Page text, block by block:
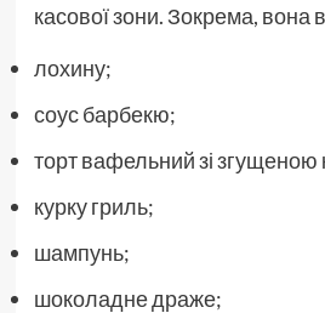
касової зони. Зокрема, вона
лохину;
соус барбекю;
торт вафельний зі
курку гриль;
шампунь;
шоколадне драже;